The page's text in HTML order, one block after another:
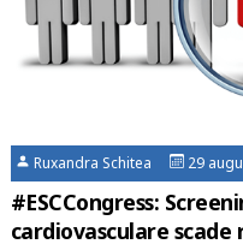
Ruxandra Schitea 29
#ESCCongress:
cardiovasculare scade